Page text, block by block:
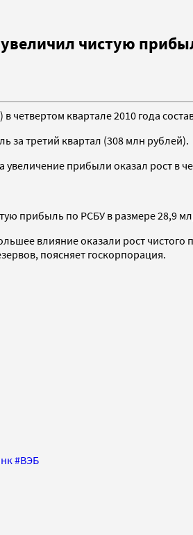
чистую
квартале 2010 года
за третий квартал (308 млн рублей).
прибыли оказал рост в
прибыль по РСБУ в размере 28,9
влияние оказали рост
поясняет госкорпорация.
#ВЭБ